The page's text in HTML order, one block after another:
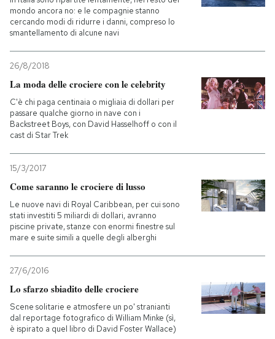
mondo ancora no: e le compagnie stanno
cercando modi di ridurre i danni, compreso lo
smantellamento di alcune navi
26/8/2018
La moda delle crociere con le celebrity
C'è chi paga centinaia o migliaia di dollari per
passare qualche giorno in nave con i
Backstreet Boys, con David Hasselhoff o con il
cast di Star Trek
15/3/2017
Come saranno le crociere di lusso
Le nuove navi di Royal Caribbean, per cui sono
stati investiti 5 miliardi di dollari, avranno
piscine private, stanze con enormi finestre sul
mare e suite simili a quelle degli alberghi
27/6/2016
Lo sfarzo sbiadito delle crociere
Scene solitarie e atmosfere un po' stranianti
dal reportage fotografico di William Minke (sì,
è ispirato a quel libro di David Foster Wallace)